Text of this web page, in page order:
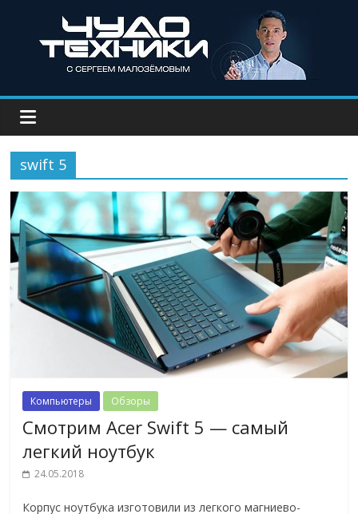
swift 5
Компьютеры Обзоры
Смотрим Acer Swift 5 — самый
легкий ноутбук
24.05.2018
Корпус ноутбука изготовили из легкого магниево-